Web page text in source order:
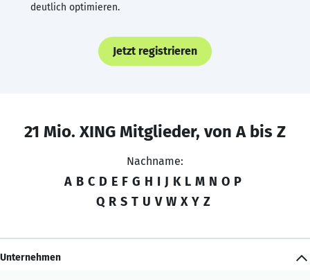
deutlich optimieren.
Jetzt registrieren
21 Mio. XING Mitglieder, von A bis Z
Nachname:
A B C D E F G H I J K L M N O P
Q R S T U V W X Y Z
Unternehmen